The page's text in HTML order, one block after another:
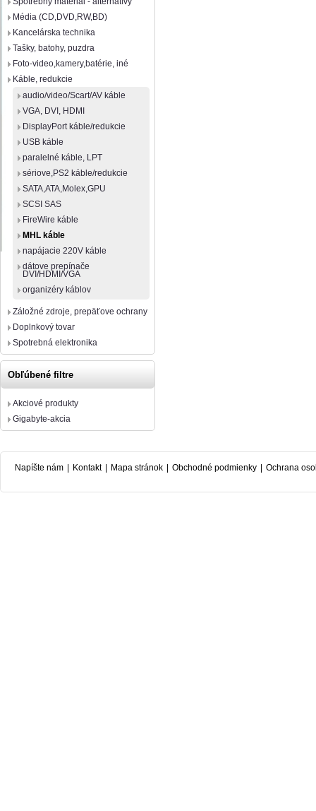
Média (CD,DVD,RW,BD)
Kancelárska technika
Tašky, batohy, puzdra
Foto-video,kamery,batérie, iné
Káble, redukcie
audio/video/Scart/AV káble
VGA, DVI, HDMI
DisplayPort káble/redukcie
USB káble
paralelné káble, LPT
sériove,PS2 káble/redukcie
SATA,ATA,Molex,GPU
SCSI SAS
FireWire káble
MHL káble
napájacie 220V káble
dátove prepínače
DVI/HDMI/VGA
organizéry káblov
Záložné zdroje, prepäťove ochrany
Doplnkový tovar
Spotrebná elektronika
Obľúbené filtre
Akciové produkty
Gigabyte-akcia
Napíšte nám Kontakt Mapa stránok Obchodné podmienky Ochrana